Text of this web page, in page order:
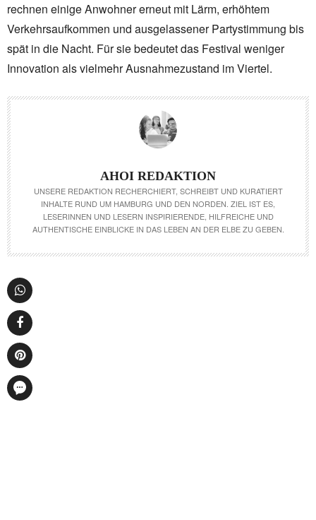
rechnen einige Anwohner erneut mit Lärm, erhöhtem
Verkehrsaufkommen und ausgelassener Partystimmung bis
spät in die Nacht. Für sie bedeutet das Festival weniger
Innovation als vielmehr Ausnahmezustand im Viertel.
AHOI REDAKTION
UNSERE REDAKTION RECHERCHIERT, SCHREIBT UND KURATIERT
INHALTE RUND UM HAMBURG UND DEN NORDEN. ZIEL IST ES,
LESERINNEN UND LESERN INSPIRIERENDE, HILFREICHE UND
AUTHENTISCHE EINBLICKE IN DAS LEBEN AN DER ELBE ZU GEBEN.